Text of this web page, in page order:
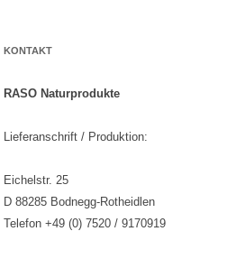
KONTAKT
RASO Naturprodukte
Lieferanschrift / Produktion:
Eichelstr. 25
D 88285 Bodnegg-Rotheidlen
Telefon +49 (0) 7520 / 9170919